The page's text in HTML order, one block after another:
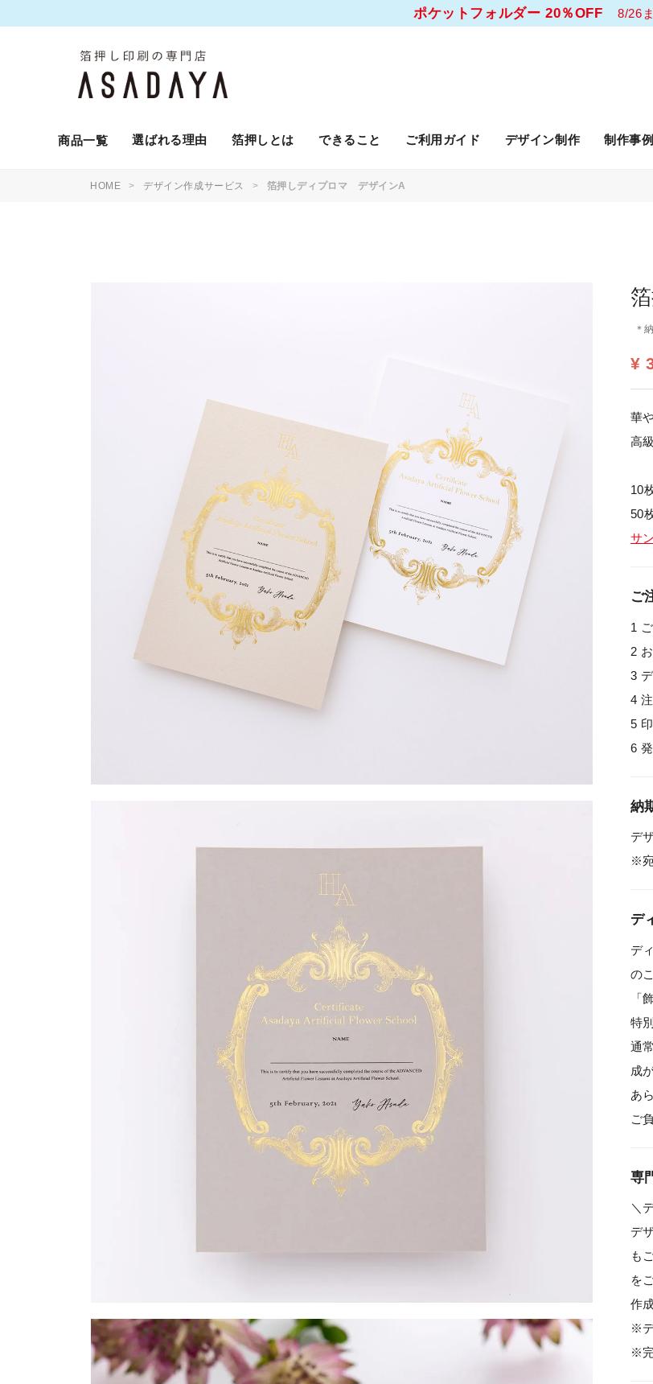
ポケットフォルダー 20％OFF 8/26
商品一覧 選ばれる理由 箔押しとは できること ご利用ガイド デザイン制作 制作事例
HOME デザイン作成サービス 箔押しディプロマ デザインA
＊
¥
華
高
10
50
サ
ご
1
2
3
4
5
6
納
デ
※
デ
デ
の
「
特
通
成
あ
ご
専
＼
デ
も
を
作
※
※